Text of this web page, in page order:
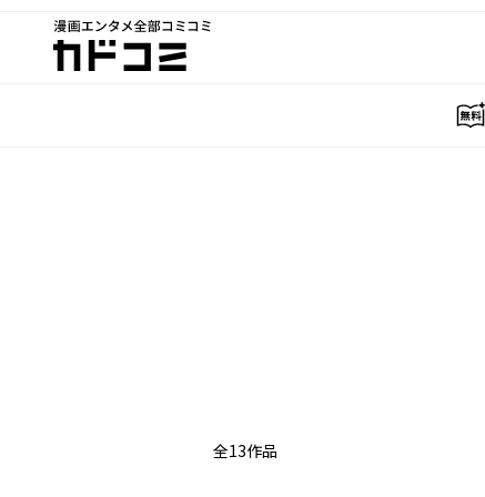
漫画エンタメ全部コミコミ
カドコミ
全13作品